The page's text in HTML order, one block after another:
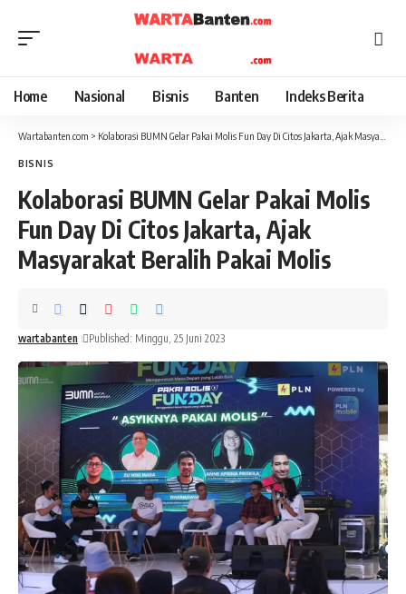
Home Nasional Bisnis Banten Indeks Berita
Wartabanten.com > Kolaborasi BUMN Gelar Pakai Molis Fun Day Di Citos Jakarta, Ajak Masyarakat Beralih Pakai Molis
BISNIS
Kolaborasi BUMN Gelar Pakai Molis
Fun Day Di Citos Jakarta, Ajak
Masyarakat Beralih Pakai Molis
wartabanten Published: Minggu, 25 Juni 2023